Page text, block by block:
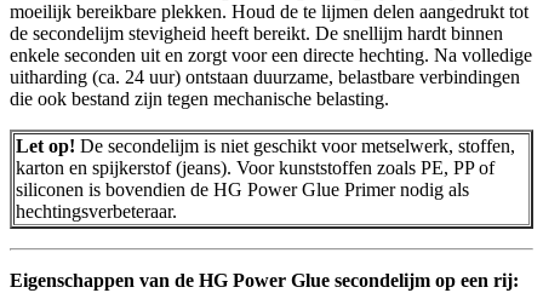
moeilijk bereikbare plekken. Houd de te lijmen delen aangedrukt tot
de secondelijm stevigheid heeft bereikt. De snellijm hardt binnen
enkele seconden uit en zorgt voor een directe hechting. Na volledige
uitharding (ca. 24 uur) ontstaan duurzame, belastbare verbindingen
die ook bestand zijn tegen mechanische belasting.
Let op! De secondelijm is niet geschikt voor metselwerk, stoffen,
karton en spijkerstof (jeans). Voor kunststoffen zoals PE, PP of
siliconen is bovendien de HG Power Glue Primer nodig als
hechtingsverbeteraar.
Eigenschappen van de HG Power Glue secondelijm op een rij: